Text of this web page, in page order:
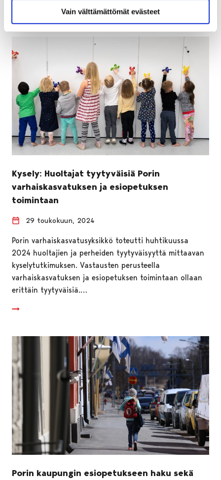
Vain välttämättömät evästeet
Kysely: Huoltajat tyytyväisiä Porin
varhaiskasvatuksen ja esiopetuksen
toimintaan
29 toukokuun, 2024
Porin varhaiskasvatusyksikkö toteutti huhtikuussa
2024 huoltajien ja perheiden tyytyväisyyttä mittaavan
kyselytutkimuksen. Vastausten perusteella
varhaiskasvatuksen ja esiopetuksen toimintaan ollaan
erittäin tyytyväisiä.…
Porin kaupungin esiopetukseen haku sekä